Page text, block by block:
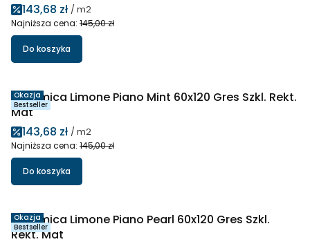
Cena promocyjna
143,68 zł / m2
Najniższa cena: 145,00 zł
Do koszyka
Okazja
Bestseller
Ceramica Limone Piano Mint 60x120 Gres Szkl. Rekt.
Mat
Cena promocyjna
143,68 zł / m2
Najniższa cena: 145,00 zł
Do koszyka
Okazja
Bestseller
Ceramica Limone Piano Pearl 60x120 Gres Szkl.
Rekt. Mat